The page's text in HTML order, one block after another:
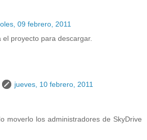
09 febrero, 2011
el proyecto para descargar.
jueves, 10 febrero, 2011
moverlo los administradores de SkyDrive